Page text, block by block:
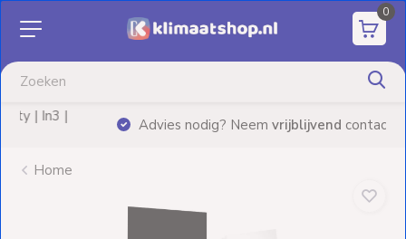
0
Advies nodig? Neemvrijblijvendcontact op!
Aanbiedingen
verwarming
Warmtepompen
Home